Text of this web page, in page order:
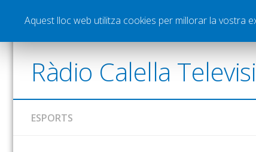
Notícies Esports Pòdcasts Vídeos
Ràdio Calella
ESPORTS
Aquest lloc web utilitza cookies per millorar la vostra